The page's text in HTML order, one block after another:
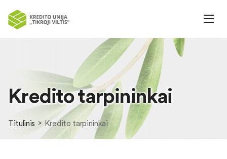
Kredito tarpininkai
Titulinis Kredito tarpininkai